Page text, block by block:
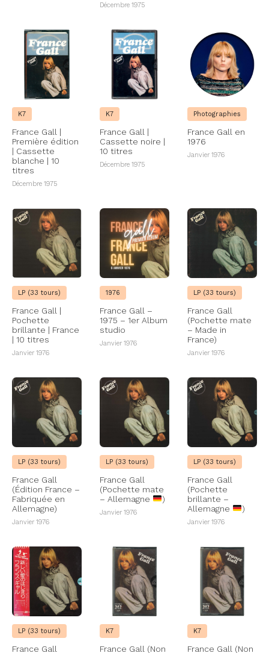
Décembre 1975
K7
France Gall |
Première édition
| Cassette
blanche | 10
titres
Décembre 1975
K7
France Gall |
Cassette noire |
10 titres
Décembre 1975
Photographies
France Gall en
1976
Janvier 1976
LP (33 tours)
France Gall |
Pochette
brillante | France
| 10 titres
Janvier 1976
1976
France Gall –
1975 – 1er Album
studio
Janvier 1976
LP (33 tours)
France Gall
(Pochette mate
– Made in
France)
Janvier 1976
LP (33 tours)
France Gall
(Édition France –
Fabriquée en
Allemagne)
Janvier 1976
LP (33 tours)
France Gall
(Pochette mate
– Allemagne
)
Janvier 1976
LP (33 tours)
France Gall
(Pochette
brillante –
Allemagne
)
Janvier 1976
LP (33 tours)
France Gall
K7
France Gall (Non
K7
France Gall (Non